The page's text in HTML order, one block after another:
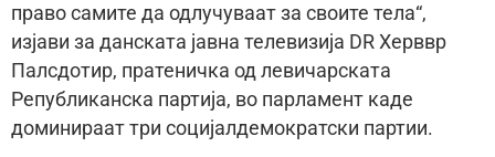
право самите да одлучуваат за своите тела“,
изјави за данската јавна телевизија DR Херввр
Палсдотир, пратеничка од левичарската
Републиканска партија, во парламент каде
доминираат три социјалдемократски партии.